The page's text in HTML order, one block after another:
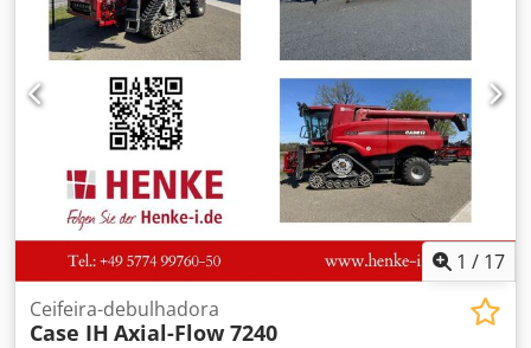
1 / 17
Ceifeira-debulhadora
Case IH Axial-Flow 7240